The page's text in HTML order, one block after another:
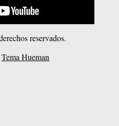
reservados.
Tema Hueman